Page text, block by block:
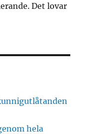
Det lovar
hela